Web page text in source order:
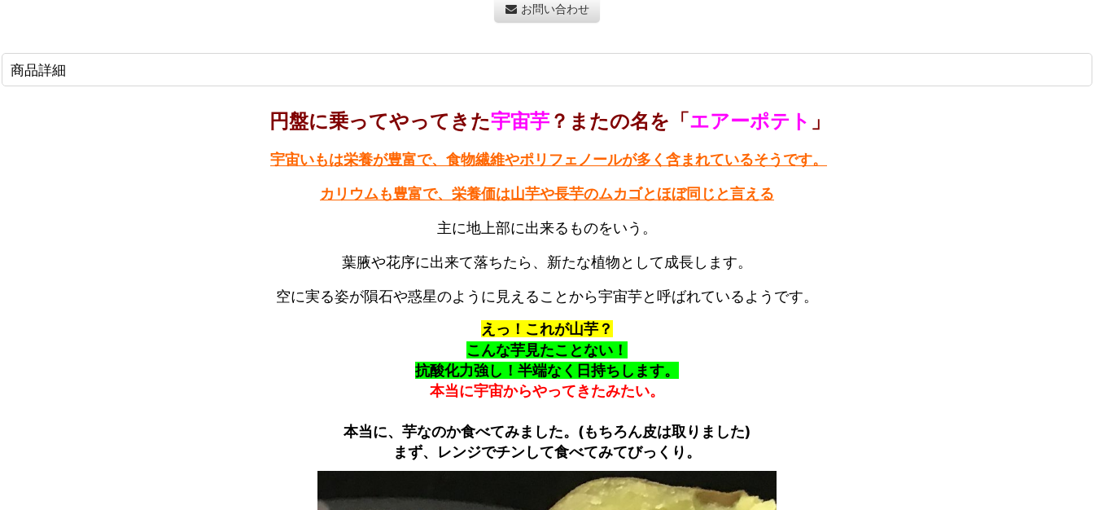
お問い合わせ
商品詳細
円盤に乗ってやってきた宇宙芋？またの名を「エアーポテト 」
宇宙いもは栄養が豊富で、食物繊維やポリフェノールが多く含まれているそうです。
カリウムも豊富で、栄養価は山芋や長芋のムカゴとほぼ同じと言える
主に地上部に出来るものをいう。
葉腋や花序に出来て落ちたら、新たな植物として成長します。
空に実る姿が隕石や惑星のように見えることから宇宙芋と呼ばれているようです。
えっ！これが山芋？
こんな芋見たことない！
抗酸化力強し！半端なく日持ちします。
本当に宇宙からやってきたみたい。
本当に、芋なのか食べてみました。(もちろん皮は取りました)
まず、レンジでチンして食べてみてびっくり。